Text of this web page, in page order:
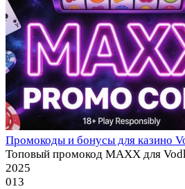
Промокоды и бонусы для казино
Топовый промокод MAXX для
2025
013